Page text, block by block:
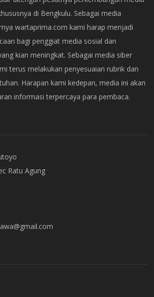
di Bengkulu. Sebagai media
wartaprima.com kami harap menjadi
bagi penggiat media sosial dan
kian meningkat. Sebagai media siber
terus melakukan penyesuaian rubrik dan
Harapan kami kedepan, media ini akan
informasi terpercaya para pembaca.
Ratu Agung